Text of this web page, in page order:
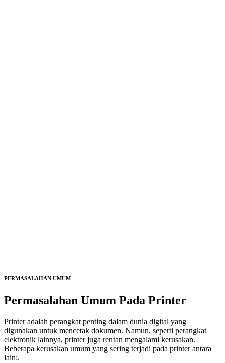
PERMASALAHAN UMUM
Permasalahan Umum Pada Printer
Printer adalah perangkat penting dalam dunia digital yang
digunakan untuk mencetak dokumen. Namun, seperti perangkat
elektronik lainnya, printer juga rentan mengalami kerusakan.
Beberapa kerusakan umum yang sering terjadi pada printer antara
lain:.